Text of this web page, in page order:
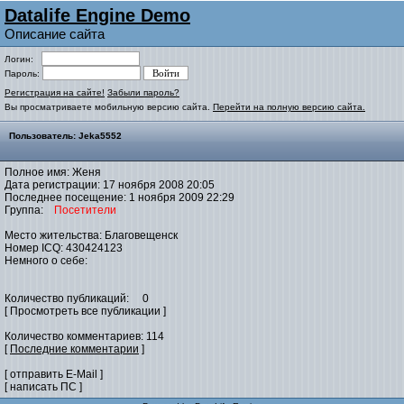
Datalife Engine Demo
Описание сайта
Логин:
Пароль:
Регистрация на сайте! Забыли пароль?
Вы просматриваете мобильную версию сайта. Перейти на полную версию сайта.
Пользователь: Jeka5552
Полное имя: Женя
Дата регистрации: 17 ноября 2008 20:05
Последнее посещение: 1 ноября 2009 22:29
Группа:
Посетители
Место жительства: Благовещенск
Номер ICQ: 430424123
Немного о себе:
Количество публикаций: 0
[ Просмотреть все публикации ]
Количество комментариев: 114
[ Последние комментарии ]
[ отправить E-Mail ]
[ написать ПС ]